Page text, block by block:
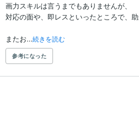
画力スキルは言うまでもありませんが、
対応の面や、即レスといったところで、助
またお...続きを読む
参考になった